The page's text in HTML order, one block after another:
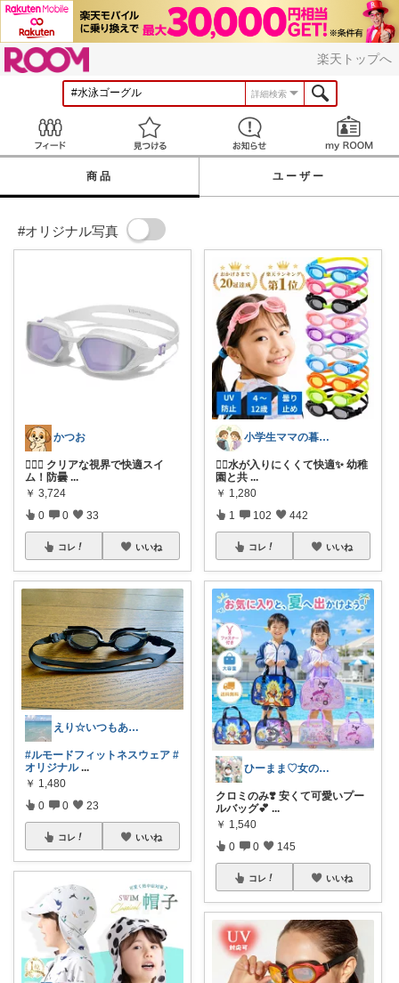
楽天トップへ
詳細検索
見つける お知らせ
商品 ユーザー
#オリジナル写真
かつお
🏊‍♂️✨ クリアな視界で快適スイ
ム！防曇 ...
￥ 3,724
0 0 33
コレ いいね
えり☆いつもありがとうございます
#ルモードフィットネスウェア #
オリジナル ...
￥ 1,480
0 0 23
コレ いいね
小学生ママの暮らしを楽に☘️
🏊‍♀️水が入りにくくて快適✨ 幼稚
園と共 ...
￥ 1,280
1 102 442
コレ いいね
ひーまま♡女の子育児♡
クロミのみ❣️ 安くて可愛いプー
ルバッグ💕 ...
￥ 1,540
0 0 145
コレ いいね